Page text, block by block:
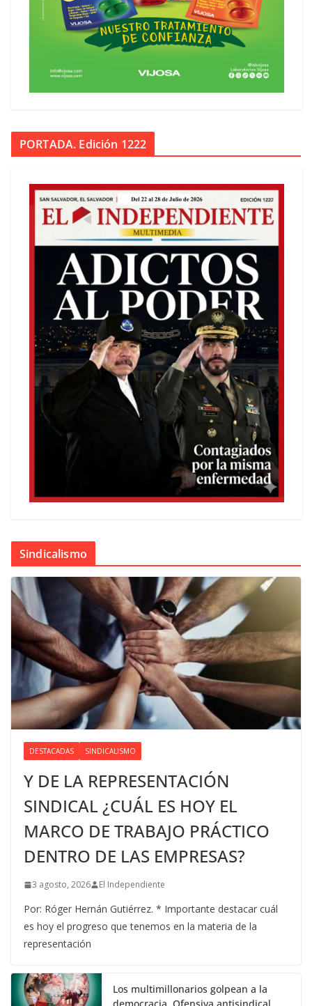
PORTADA. Edición 1222
Sindicalismo
DESTACADAS SINDICALISMO
Y DE LA REPRESENTACIÓN
SINDICAL ¿CUÁL ES HOY EL
MARCO DE TRABAJO PRÁCTICO
DENTRO DE LAS EMPRESAS?
3 agosto, 2026 El Independiente
Por: Róger Hernán Gutiérrez. * Importante destacar cuál
es hoy el progreso que tenemos en la materia de la
representación
Los multimillonarios golpean a la